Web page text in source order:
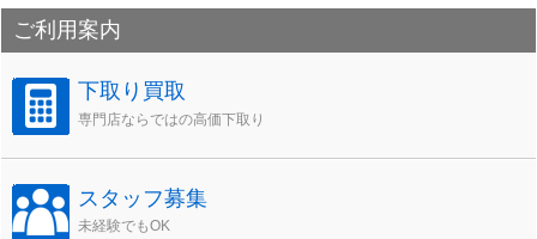
カ
イ
ブ
ご利用案内
下取り買取
専門店ならではの高価下取り
スタッフ募集
未経験でもOK